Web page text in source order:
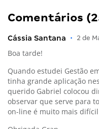
Comentários
Cássia Santana • 2 de
Boa tarde!
Quando estudei Gestão
tinha grande aplicação
querido Gabriel colocou
observar que serve para
on-line é muito mais